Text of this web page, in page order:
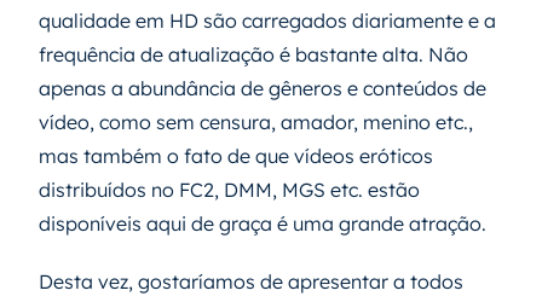
qualidade em HD são carregados diariamente e a
frequência de atualização é bastante alta. Não
apenas a abundância de gêneros e conteúdos de
vídeo, como sem censura, amador, menino etc.,
mas também o fato de que vídeos eróticos
distribuídos no FC2, DMM, MGS etc. estão
disponíveis aqui de graça é uma grande atração.
Desta vez, gostaríamos de apresentar a todos